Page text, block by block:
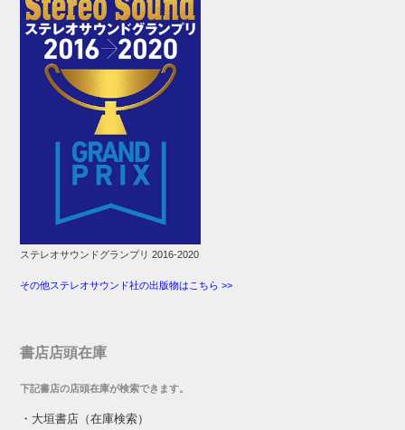
ステレオサウンドグランプリ 2016-2020
その他ステレオサウンド社の出版物はこちら >>
書店店頭在庫
下記書店の店頭在庫が検索できます。
・ 大垣書店（在庫検索）